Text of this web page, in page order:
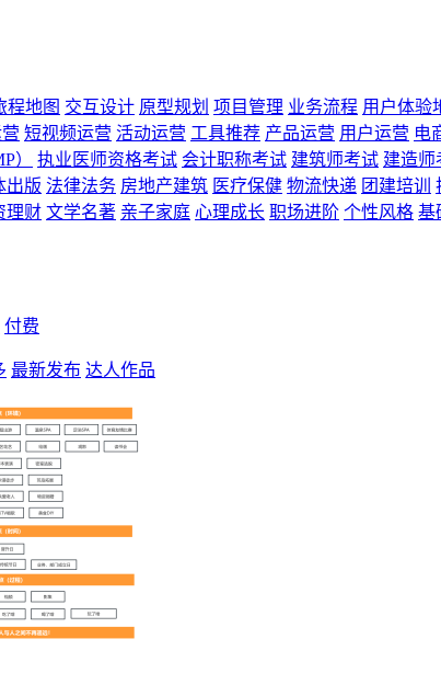
程地图 交互设计 原型规划 项目管理 业务流程 用户体验
短视频运营 活动运营 工具推荐 产品运营 用户运营 电
）
执业医师资格考试 会计职称考试 建筑师考试 建造师
出版 法律法务 房地产建筑 医疗保健 物流快递 团建培训
理财 文学名著 亲子家庭 心理成长 职场进阶 个性风格 基
付费
最新发布 达人作品